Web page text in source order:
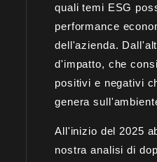
quali temi ESG
performance
dell'azienda.
d'impatto, che
positivi e negativi
genera
All'inizio del 2025
nostra analisi di